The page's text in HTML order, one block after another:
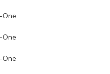
One
One
One